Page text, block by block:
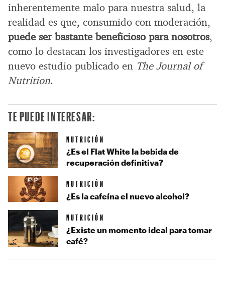
inherentemente malo para nuestra salud, la
realidad es que, consumido con moderación,
puede ser bastante beneficioso para nosotros,
como lo destacan los investigadores en este
nuevo estudio publicado en The Journal of
Nutrition.
TE PUEDE INTERESAR:
NUTRICIÓN
¿Es el Flat White la bebida de
recuperación definitiva?
NUTRICIÓN
¿Es la cafeína el nuevo alcohol?
NUTRICIÓN
¿Existe un momento ideal para tomar
café?